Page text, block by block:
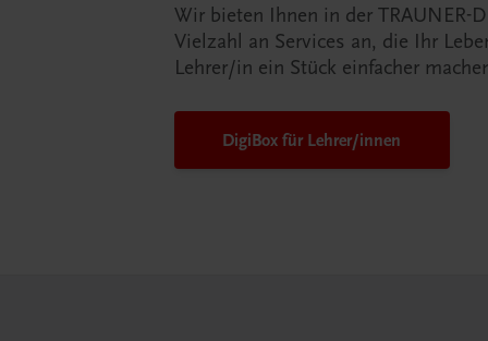
Wir bieten Ihnen in der TRAUNER-
Vielzahl an Services an, die Ihr
Lehrer/in ein Stück einfacher
DigiBox für Lehrer/innen